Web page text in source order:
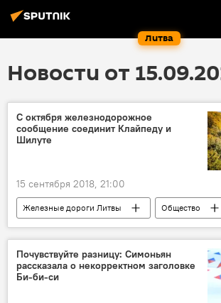
Литва
Новости от
С октября железнодорожное
сообщение соединит Клайпеду и
Шилуте
15 сентября 2018, 21:00
Железные дороги Литвы
Общество
Туризм
Анонсы
Почувствуйте разницу: Симоньян
рассказала о некорректном заголовке
Би-би-си